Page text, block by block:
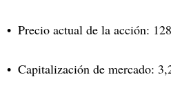
Precio actual de la acción:
Capitalización de mercado: